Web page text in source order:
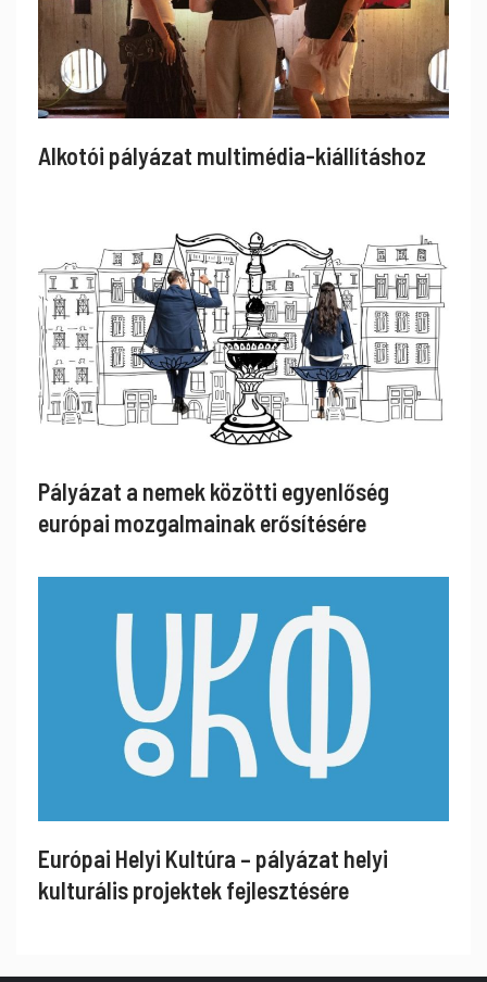
Alkotói pályázat multimédia-kiállításhoz
Pályázat a nemek közötti egyenlőség
európai mozgalmainak erősítésére
Európai Helyi Kultúra – pályázat helyi
kulturális projektek fejlesztésére